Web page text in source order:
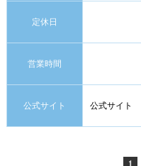
定休日
営業時間
公式サイト 公式サイト